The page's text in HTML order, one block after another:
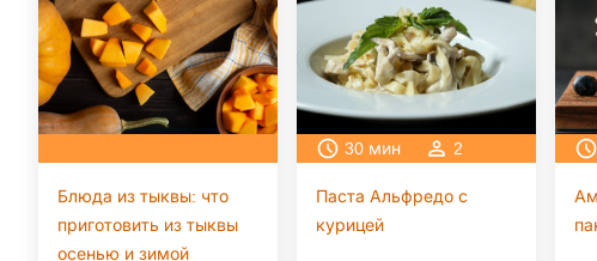
Блюда из тыквы: что
приготовить из тыквы
осенью и зимой
30 мин 2
Паста Альфредо с
курицей